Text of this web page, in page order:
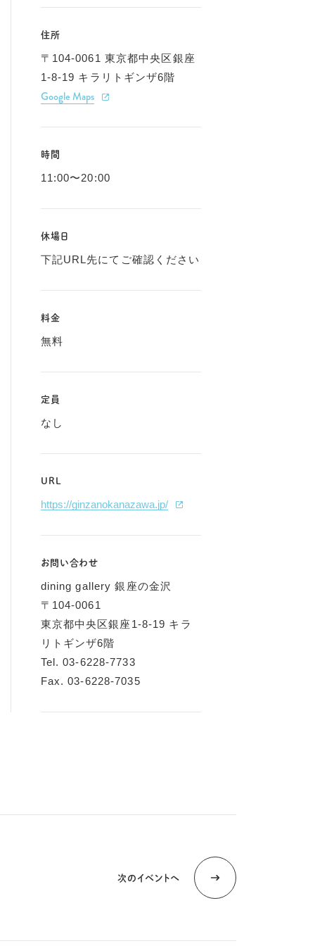
住所
〒104-0061 東京都中央区銀座
1-8-19 キラリトギンザ6階
Google Maps
時間
11:00〜20:00
休場日
下記URL先にてご確認ください
料金
無料
定員
なし
URL
https://ginzanokanazawa.jp/
お問い合わせ
dining gallery 銀座の金沢
〒104-0061
東京都中央区銀座1-8-19 キラ
リトギンザ6階
Tel. 03-6228-7733
Fax. 03-6228-7035
次のイベントへ